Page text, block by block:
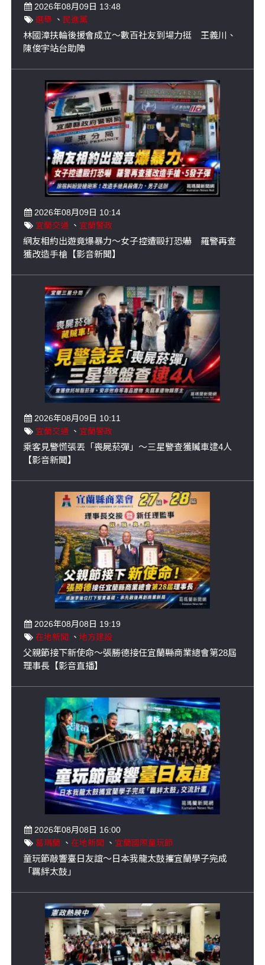
2026年08月09日 13:48
選舉 、 民進黨
林國漳扶輪後援會成立～數百社友到場力挺 王義川、
陳俊宇站台助陣
2026年08月09日 10:14
宜蘭交通 、 宜蘭警政
網友相約出遊竟爆暴力～女子控遭毆打恐嚇 羅警再查
獲改造手槍【影音新聞】
2026年08月09日 10:11
宜蘭交通 、 宜蘭警政
乘客見警慌張丟「喪屍菸彈」～三星警查獲贓車逮4人
【影音新聞】
2026年08月08日 19:19
在地新聞 、 地方建設
父親節接下新使命～張勝德接任宜蘭縣商業總會第28屆
理事長【影音直播】
2026年08月08日 16:00
葛瑪蘭 、 在地新聞 、 宜蘭國際童玩節
童玩節敲響臺日友誼～日本我龍太鼓攜宜蘭學子完成
「羈絆太鼓」